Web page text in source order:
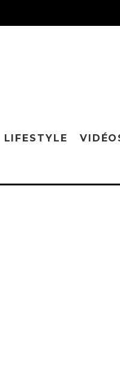
LIFESTYLE